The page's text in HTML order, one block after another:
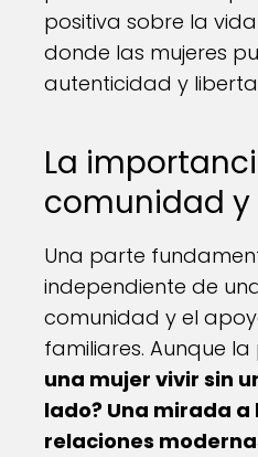
positiva sobre la
donde las mujeres
autenticidad y
La
comunidad y
Una parte
independiente de
comunidad y el
familiares. Aunque
una mujer vivir sin
lado? Una mirada
relaciones